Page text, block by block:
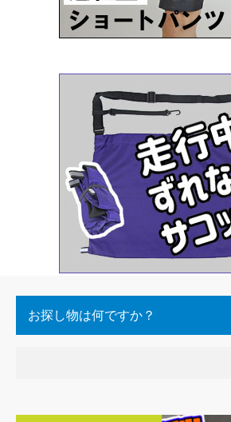
お探し物は何ですか？